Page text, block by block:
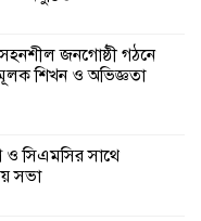
জনগোষ্ঠী গঠনে
শিখন ও অভিজ্ঞতা
ও সিএমসির সাথে
সভা